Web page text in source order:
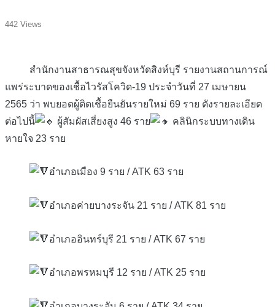
442 Views
สำนักงานสาธารณสุขจังหวัดสิงห์บุรี รายงานสถานการณ์
แพร่ระบาดของเชื้อไวรัสโควิด-19 ประจำวันที่ 27 เมษายน
2565 ว่า พบยอดผู้ติดเชื้อยืนยันรายใหม่ 69 ราย ดังรายละเอียด
ต่อไปนี้
ผู้สัมผัสเสี่ยงสูง 46 ราย
คลินิกระบบทางเดิน
หายใจ 23 ราย
อำเภอเมือง 9 ราย / ATK 63 ราย
อำเภอค่ายบางระจัน 21 ราย / ATK 81 ราย
อำเภออินทร์บุรี 21 ราย / ATK 67 ราย
อำเภอพรหมบุรี 12 ราย / ATK 25 ราย